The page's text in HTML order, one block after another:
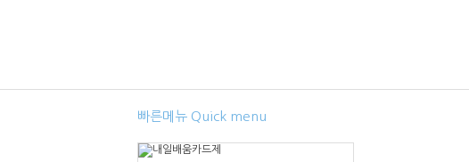
빠른메뉴 Quick menu